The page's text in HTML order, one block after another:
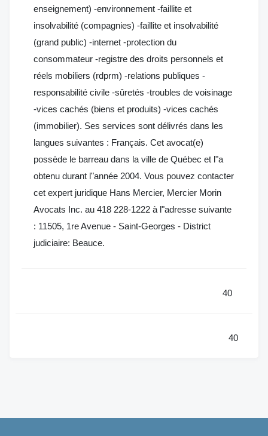
enseignement) -environnement -faillite et
insolvabilité (compagnies) -faillite et insolvabilité
(grand public) -internet -protection du
consommateur -registre des droits personnels et
réels mobiliers (rdprm) -relations publiques -
responsabilité civile -sûretés -troubles de voisinage
-vices cachés (biens et produits) -vices cachés
(immobilier). Ses services sont délivrés dans les
langues suivantes : Français. Cet avocat(e)
possède le barreau dans la ville de Québec et l"a
obtenu durant l"année 2004. Vous pouvez contacter
cet expert juridique Hans Mercier, Mercier Morin
Avocats Inc. au 418 228-1222 à l"adresse suivante
: 11505, 1re Avenue - Saint-Georges - District
judiciaire: Beauce.
40
40